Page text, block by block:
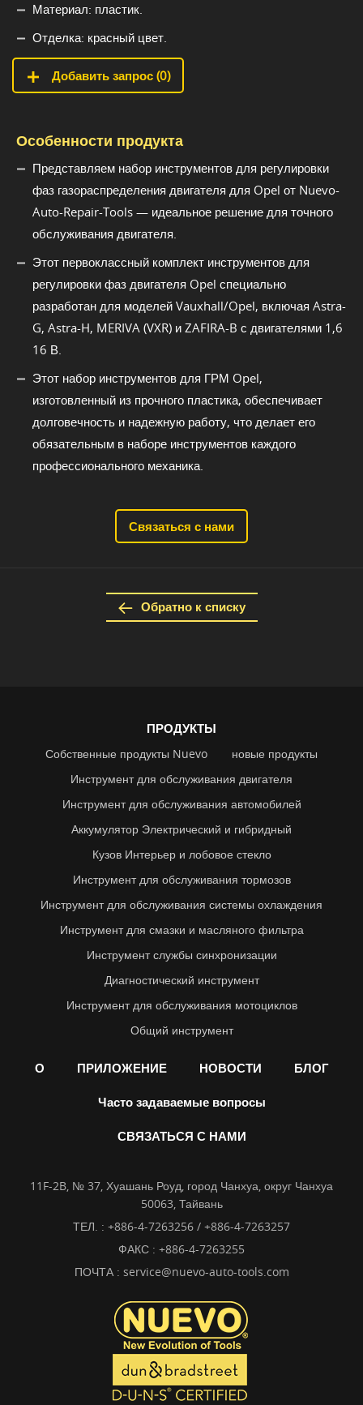
Материал: пластик.
Отделка: красный цвет.
Добавить запрос (0)
Особенности продукта
Представляем набор инструментов для регулировки
фаз газораспределения двигателя для Opel от Nuevo-
Auto-Repair-Tools — идеальное решение для точного
обслуживания двигателя.
Этот первоклассный комплект инструментов для
регулировки фаз двигателя Opel специально
разработан для моделей Vauxhall/Opel, включая Astra-
G, Astra-H, MERIVA (VXR) и ZAFIRA-B с двигателями 1,6
16 В.
Этот набор инструментов для ГРМ Opel,
изготовленный из прочного пластика, обеспечивает
долговечность и надежную работу, что делает его
обязательным в наборе инструментов каждого
профессионального механика.
Связаться с нами
Обратно к списку
ПРОДУКТЫ
Собственные продукты Nuevo
новые продукты
Инструмент для обслуживания двигателя
Инструмент для обслуживания автомобилей
Аккумулятор Электрический и гибридный
Кузов Интерьер и лобовое стекло
Инструмент для обслуживания тормозов
Инструмент для обслуживания системы охлаждения
Инструмент для смазки и масляного фильтра
Инструмент службы синхронизации
Диагностический инструмент
Инструмент для обслуживания мотоциклов
Общий инструмент
О ПРИЛОЖЕНИЕ НОВОСТИ БЛОГ
Часто задаваемые вопросы
СВЯЗАТЬСЯ С НАМИ
11F-2B, № 37, Хуашань Роуд, город Чанхуа, округ Чанхуа
50063, Тайвань
ТЕЛ. : +886-4-7263256 / +886-4-7263257
ФАКС : +886-4-7263255
ПОЧТА : service@nuevo-auto-tools.com